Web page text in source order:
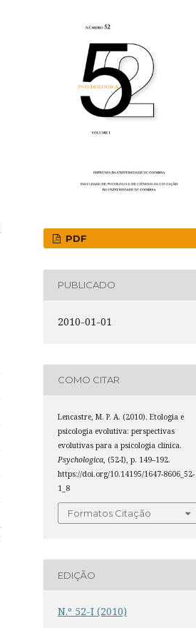
PDF
PUBLICADO
2010-01-01
COMO CITAR
Lencastre, M. P. A. (2010). Etologia e
psicologia evolutiva: perspectivas
evolutivas para a psicologia clínica.
Psychologica , (52-I), p. 149–192.
https://doi.org/10.14195/1647-8606_52-
1_8
Formatos Citação
EDIÇÃO
N.º 52-I (2010)